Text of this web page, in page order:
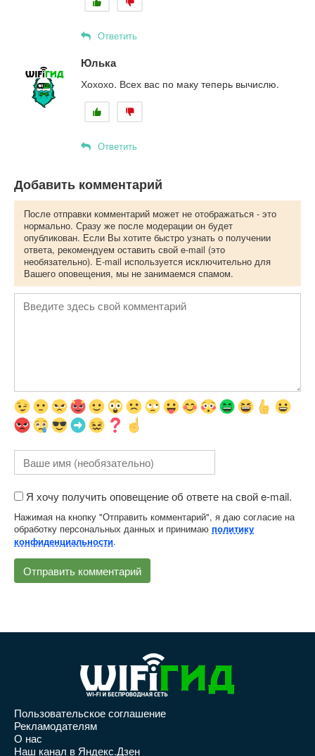
Ответить
Юлька
Хохохо. Всех вас по маку теперь вычислю.
Ответить
Добавить комментарий
После отправки комментарий может не отображаться - это
нормально. Сразу же после модерации он будет
опубликован. Если Вы хотите быстро узнать о получении
ответа, рекомендуем оставить свой e-mail (это
необязательно). E-mail используется исключительно для
Вашего оповещения, мы не занимаемся спамом.
Я хочу получить оповещение об ответе на свой e-mail.
Нажимая на кнопку "Отправить комментарий", я даю согласие на
обработку персональных данных и принимаю политику
конфиденциальности.
Пользовательское соглашение
Рекламодателям
О нас
Наш канал в Яндекс.Дзен